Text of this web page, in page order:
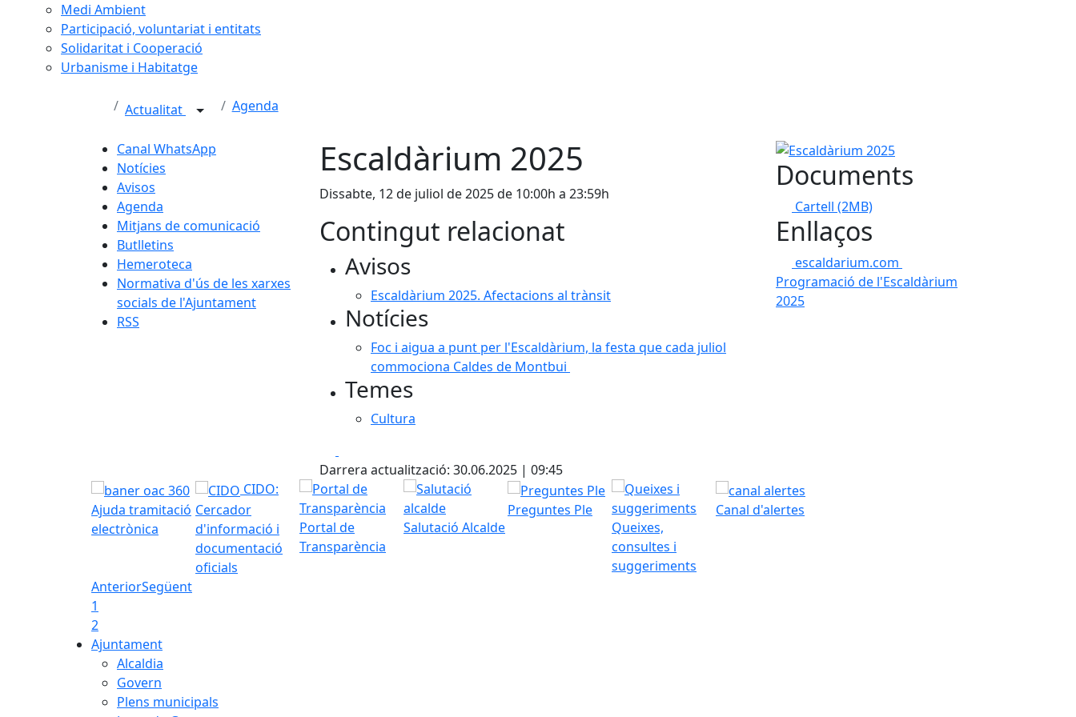
Medi Ambient
Participació, voluntariat i entitats
Solidaritat i Cooperació
Urbanisme i Habitatge
Actualitat Agenda
Canal WhatsApp
Notícies
Avisos
Agenda
Mitjans de comunicació
Butlletins
Hemeroteca
Normativa d'ús de les xarxes
socials de l'Ajuntament
RSS
Escaldàrium 2025
Dissabte, 12 de juliol de 2025 de 10:00h a 23:59h
Contingut relacionat
Avisos
Escaldàrium 2025. Afectacions al trànsit
Notícies
Foc i aigua a punt per l'Escaldàrium, la festa que cada juliol
commociona Caldes de Montbui
Temes
Cultura
Darrera actualització: 30.06.2025 | 09:45
Escaldàrium 2025
Documents
Cartell (2MB)
Enllaços
escaldarium.com
Programació de l'Escaldàrium
2025
Ajuda tramitació
electrònica
CIDO:
Cercador
d'informació i
documentació
oficials
Portal de
Transparència
Salutació Alcalde
Preguntes Ple
Queixes,
consultes i
suggeriments
Canal d'alertes
AnteriorSegüent
1
2
Ajuntament
Alcaldia
Govern
Plens municipals